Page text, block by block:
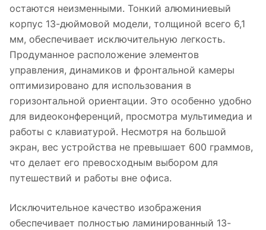
остаются неизменными. Тонкий алюминиевый
корпус 13-дюймовой модели, толщиной всего 6,1
мм, обеспечивает исключительную легкость.
Продуманное расположение элементов
управления, динамиков и фронтальной камеры
оптимизировано для использования в
горизонтальной ориентации. Это особенно удобно
для видеоконференций, просмотра мультимедиа и
работы с клавиатурой. Несмотря на большой
экран, вес устройства не превышает 600 граммов,
что делает его превосходным выбором для
путешествий и работы вне офиса.
Исключительное качество изображения
обеспечивает полностью ламинированный 13-